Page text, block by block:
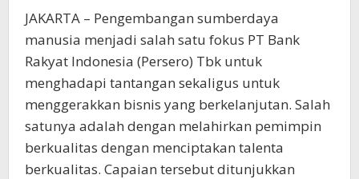
JAKARTA – Pengembangan sumberdaya
manusia menjadi salah satu fokus PT Bank
Rakyat Indonesia (Persero) Tbk untuk
menghadapi tantangan sekaligus untuk
menggerakkan bisnis yang berkelanjutan. Salah
satunya adalah dengan melahirkan pemimpin
berkualitas dengan menciptakan talenta
berkualitas. Capaian tersebut ditunjukkan